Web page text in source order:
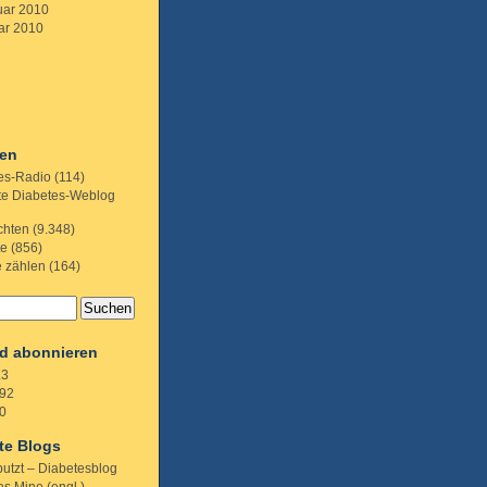
2010
2010
Radio (114)
Diabetes-Weblog
(9.348)
(856)
zählen (164)
abonnieren
Blogs
– Diabetesblog